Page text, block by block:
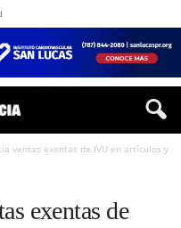
ventas exentas de IVU en artículos y
exentas de